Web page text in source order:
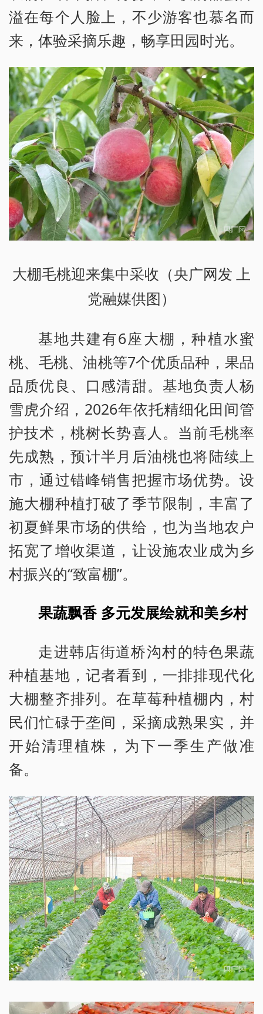
溢在每个人脸上，不少游客也慕名而
来，体验采摘乐趣，畅享田园时光。
大棚毛桃迎来集中采收（央广网发 上
党融媒供图）
基地共建有6座大棚，种植水蜜
桃、毛桃、油桃等7个优质品种，果品
品质优良、口感清甜。基地负责人杨
雪虎介绍，2026年依托精细化田间管
护技术，桃树长势喜人。当前毛桃率
先成熟，预计半月后油桃也将陆续上
市，通过错峰销售把握市场优势。设
施大棚种植打破了季节限制，丰富了
初夏鲜果市场的供给，也为当地农户
拓宽了增收渠道，让设施农业成为乡
村振兴的“致富棚”。
果蔬飘香 多元发展绘就和美乡村
走进韩店街道桥沟村的特色果蔬
种植基地，记者看到，一排排现代化
大棚整齐排列。在草莓种植棚内，村
民们忙碌于垄间，采摘成熟果实，并
开始清理植株，为下一季生产做准
备。